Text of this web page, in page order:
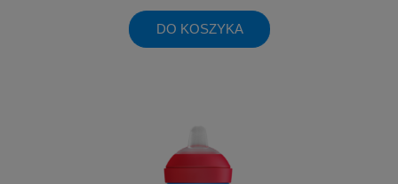
DO KOSZYKA